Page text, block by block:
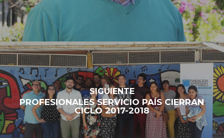
SIGUIENTE
PROFESIONALES SERVICIO PAÍS CIERRAN
CICLO 2017-2018